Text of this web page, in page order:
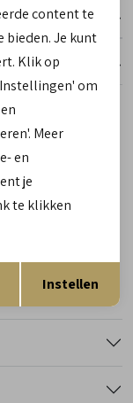
content te
bieden. Je kunt
Klik op
om
Meer
en
je
te klikken
Instellen